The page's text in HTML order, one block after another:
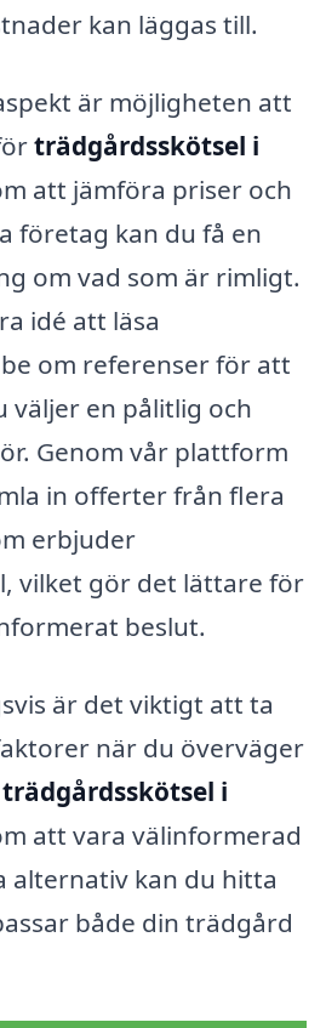
kan läggas till.
är möjligheten att
trädgårdsskötsel i
att jämföra priser och
företag kan du få en
om vad som är rimligt.
idé att läsa
om referenser för att
väljer en pålitlig och
Genom vår plattform
in offerter från flera
erbjuder
vilket gör det lättare för
beslut.
är det viktigt att ta
när du överväger
trädgårdsskötsel i
att vara välinformerad
alternativ kan du hitta
både din trädgård